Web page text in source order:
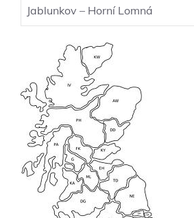
Jablunkov – Horní Lomná